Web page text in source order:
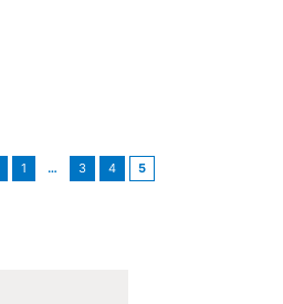
1 … 3 4 5